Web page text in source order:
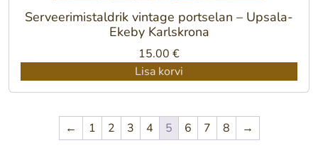
Serveerimistaldrik vintage portselan – Upsala-
Ekeby Karlskrona
15.00 €
Lisa korvi
← 1 2 3 4 5 6 7 8 →